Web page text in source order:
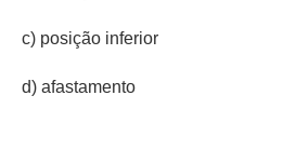
c) posição inferior
d) afastamento